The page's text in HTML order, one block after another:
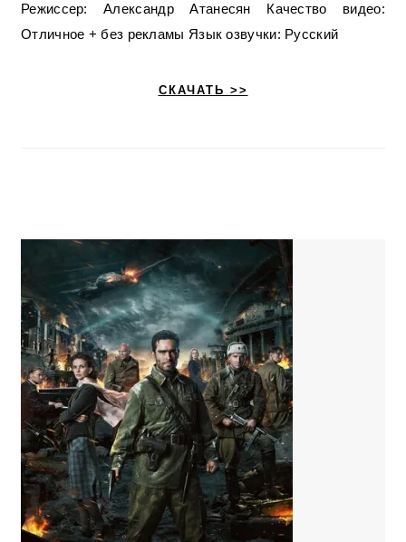
Режиссер: Александр Атанесян Качество видео:
Отличное + без рекламы Язык озвучки: Русский
СКАЧАТЬ >>